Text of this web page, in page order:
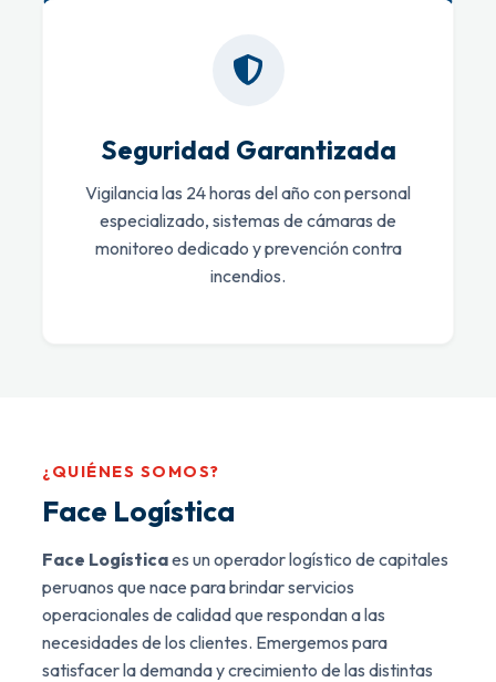
Seguridad Garantizada
Vigilancia las 24 horas del año con personal
especializado, sistemas de cámaras de
monitoreo dedicado y prevención contra
incendios.
¿QUIÉNES SOMOS?
Face Logística
Face Logísticaes un operador logístico de capitales
peruanos que nace para brindar servicios
operacionales de calidad que respondan a las
necesidades de los clientes. Emergemos para
satisfacer la demanda y crecimiento de las distintas